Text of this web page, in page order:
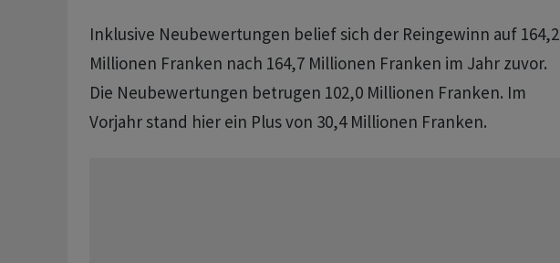
Inklusive Neubewertungen belief sich der Reingewinn auf 164,2
Millionen Franken nach 164,7 Millionen Franken im Jahr zuvor.
Die Neubewertungen betrugen 102,0 Millionen Franken. Im
Vorjahr stand hier ein Plus von 30,4 Millionen Franken.